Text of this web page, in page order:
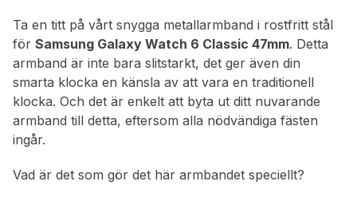
Ta en titt på vårt snygga metallarmband i rostfritt stål
för Samsung Galaxy Watch 6 Classic 47mm. Detta
armband är inte bara slitstarkt, det ger även din
smarta klocka en känsla av att vara en traditionell
klocka. Och det är enkelt att byta ut ditt nuvarande
armband till detta, eftersom alla nödvändiga fästen
ingår.
Vad är det som gör det här armbandet speciellt?